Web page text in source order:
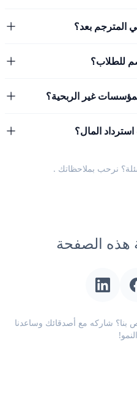
المترجم بعد؟
للطلاب؟
غير الربحية؟
المال؟
نرحب بملاحظاتك .
هذه الصفحة
بنا؟ شاركه مع أصدقائك وساعدنا